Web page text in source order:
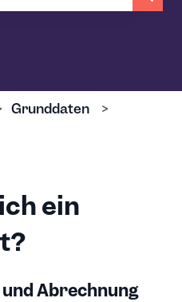
Grunddaten
ein
Abrechnung